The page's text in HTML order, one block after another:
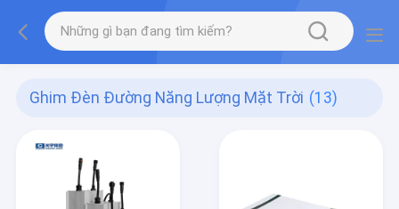
Ghim Đèn Đường Năng Lượng Mặt Trời (13)